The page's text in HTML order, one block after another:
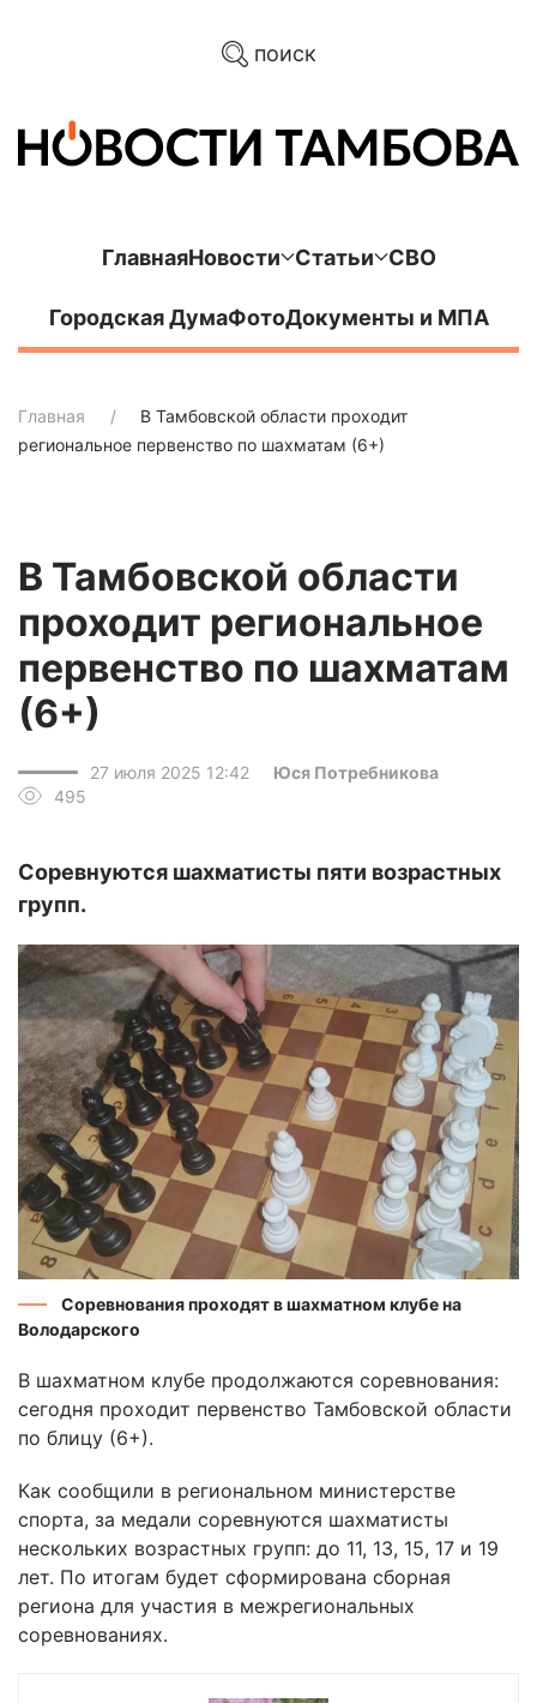
поиск
ГлавнаяНовости Статьи СВО
Городская ДумаФотоДокументы и МПА
Главная
В Тамбовской области проходит
региональное первенство по шахматам (6+)
В Тамбовской области
проходит региональное
первенство по шахматам
(6+)
27 июля 2025 12:42
Юся Потребникова
495
Соревнуются шахматисты пяти возрастных
групп.
Соревнования проходят в шахматном клубе на
Володарского
В шахматном клубе продолжаются соревнования:
сегодня проходит первенство Тамбовской области
по блицу (6+).
Как сообщили в региональном министерстве
спорта, за медали соревнуются шахматисты
нескольких возрастных групп: до 11, 13, 15, 17 и 19
лет. По итогам будет сформирована сборная
региона для участия в межрегиональных
соревнованиях.